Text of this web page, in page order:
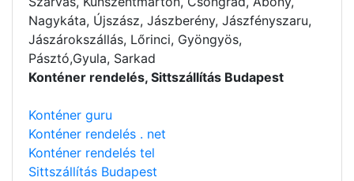
Nagykáta, Újszász, Jászberény, Jászfényszaru,
Jászárokszállás, Lőrinci, Gyöngyös,
Pásztó,Gyula, Sarkad
Konténer rendelés, Sittszállítás Budapest
Konténer guru
Konténer rendelés . net
Konténer rendelés tel
Sittszállítás Budapest